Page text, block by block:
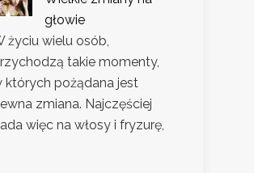
głowie
życiu wielu osób,
takie momenty,
których pożądana jest
zmiana. Najczęściej
więc na włosy i fryzurę,